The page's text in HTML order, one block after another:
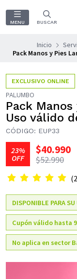
MENU BUSCAR
Inicio
Pack Manos y Pies
EXCLUSIVO ONLINE
PALUMBO
Pack
Uso válido
CÓDIGO: EUP33
23%
OFF
$40.990
$52.990
DISPONIBLE PARA
Cupón válido hasta
No aplica en sector